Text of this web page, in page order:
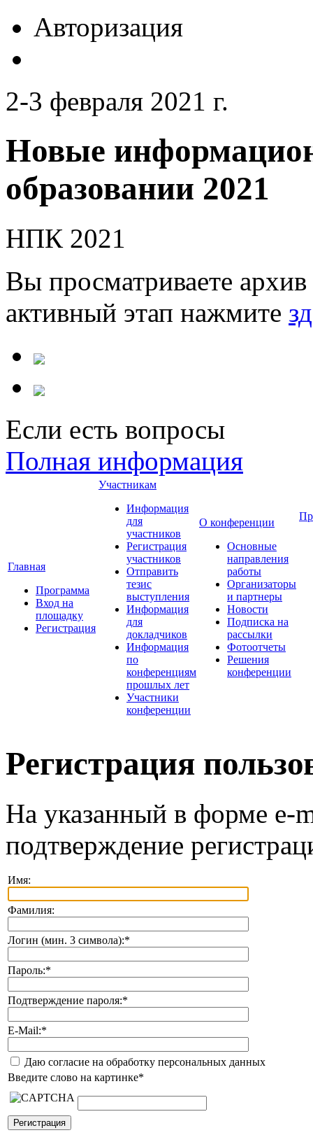
Авторизация
2-3 февраля 2021 г.
Новые
образовании 2021
НПК 2021
Вы просматриваете
активный этап нажмите
Если есть вопросы
Полная информация
Главная
Программа
Вход на
площадку
Регистрация
Участникам
Информация
для
участников
Регистрация
участников
Отправить
тезис
выступления
Информация
для
докладчиков
Информация
по
конференциям
прошлых лет
Участники
конференции
О конференции
Основные
направления
работы
Организаторы
и партнеры
Новости
Подписка на
рассылки
Фотоотчеты
Решения
конференции
Регистрация
На указанный в форме e-
подтверждение
Имя:
Фамилия:
Логин (мин. 3 символа):*
Пароль:*
Подтверждение пароля:*
E-Mail:*
Даю согласие на обработку персональных данных
Введите слово на картинке*